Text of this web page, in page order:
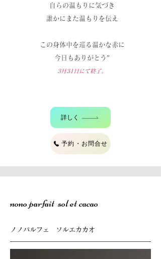
自らの温もりに気づき
誰かにまた温もりを伝え
この身体中を巡る温かな赤に
今日もありがとう”
3月31 日にて終了。
詳しく
予約・お問合せ
nono parfait sol et cacao
ノノパルフェ ソルエカカオ